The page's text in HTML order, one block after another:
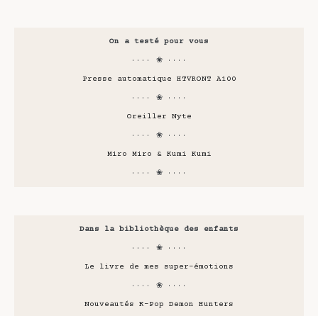
On a testé pour vous
···· ❀ ····
Presse automatique HTVRONT A100
···· ❀ ····
Oreiller Nyte
···· ❀ ····
Miro Miro & Kumi Kumi
···· ❀ ····
Dans la bibliothèque des enfants
···· ❀ ····
Le livre de mes super-émotions
···· ❀ ····
Nouveautés K-Pop Demon Hunters